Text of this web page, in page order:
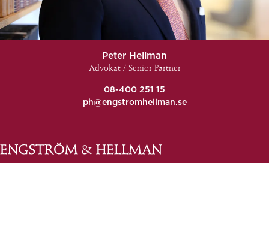
Peter Hellman
Advokat / Senior Partner
08-400 251 15
ph@engstromhellman.se